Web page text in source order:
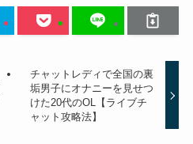
チャットレディで全国の裏
垢男子にオナニーを見せつ
けた20代のOL【ライブチ
ャット攻略法】